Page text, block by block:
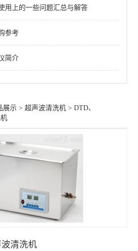
洗机
洗机
查看全部 >>
用上的一些问题汇总与解答
参考
简介
展示 >超声波清洗机 >DTD、
清洗机